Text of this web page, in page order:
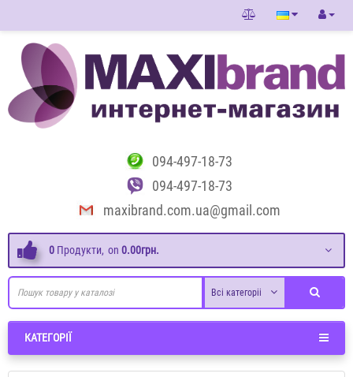
094-497-18-73
094-497-18-73
maxibrand.com.ua@gmail.com
0 Продукти, on 0.00грн.
Всі категоріі
КАТЕГОРІЇ